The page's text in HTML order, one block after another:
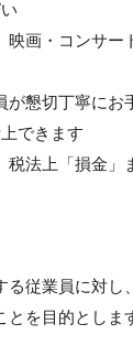
画・コンサー
懇切丁寧にお
できます
法上「損金」
る従業員に対
を目的としま